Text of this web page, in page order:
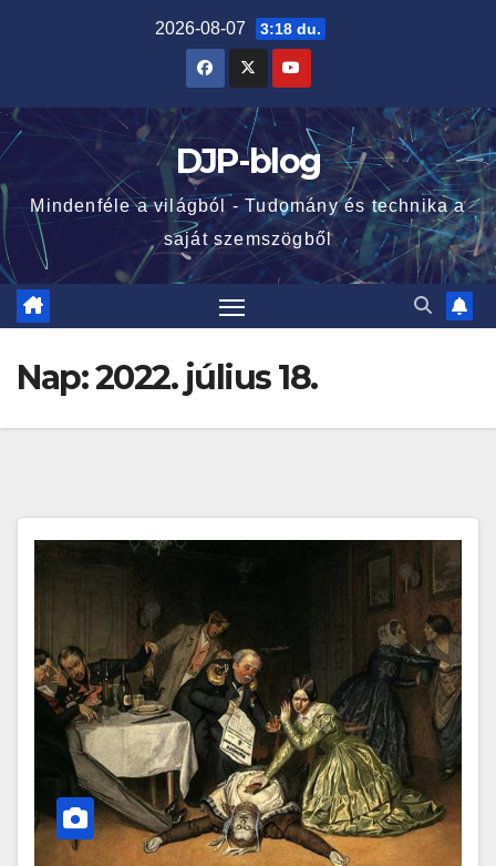
2026-08-07 3:18 du.
DJP-blog
Mindenféle a világból - Tudomány és technika a
saját szemszögből
Nap:2022. július 18.